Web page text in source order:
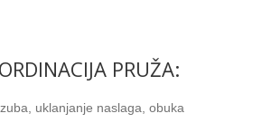
PRUŽA:
uklanjanje naslaga, obuka